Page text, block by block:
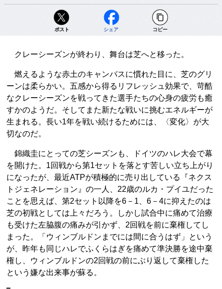
ポスト シェア コピー
クレーシーズンが終わり、舞台は芝へと移った。
燃えるような赤土のキャンバスに慣れた目に、芝のグリ
ーンは柔らかい。五感から得るリフレッシュ効果で、苛酷
なクレーシーズンを戦ってきた選手たちの心身の疲労も癒
すかのようだ。そしてまた新たな戦いに挑むエネルギーが
生まれる。長い1年を戦い続けるためには、〈変化〉が大
切なのだ。
錦織圭にとっての芝シーズンも、ドイツのハレ大会で幕
を開けた。1回戦から第1セットを落とす苦しい立ち上がり
になったが、最近ATPが積極的に売り出している『ネクス
トジェネレーション』の一人、22歳のルカ・プイユだった
ことを思えば、第2セット以降を6－1、6－4に抑えたのは
芝の初戦としては上々だろう。しかし試合中に痛めて治療
も受けた左脇腹の痛みが引かず、2回戦を前に棄権してし
まった。「ウィンブルドンまでには間に合うはず」という
が、昨年も同じハレでふくらはぎを痛めて準決勝を途中棄
権し、ウィンブルドンの2回戦の前にぶり返して棄権した
という嫌な出来事が蘇る。